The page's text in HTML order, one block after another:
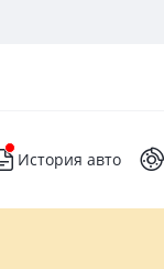
История авто